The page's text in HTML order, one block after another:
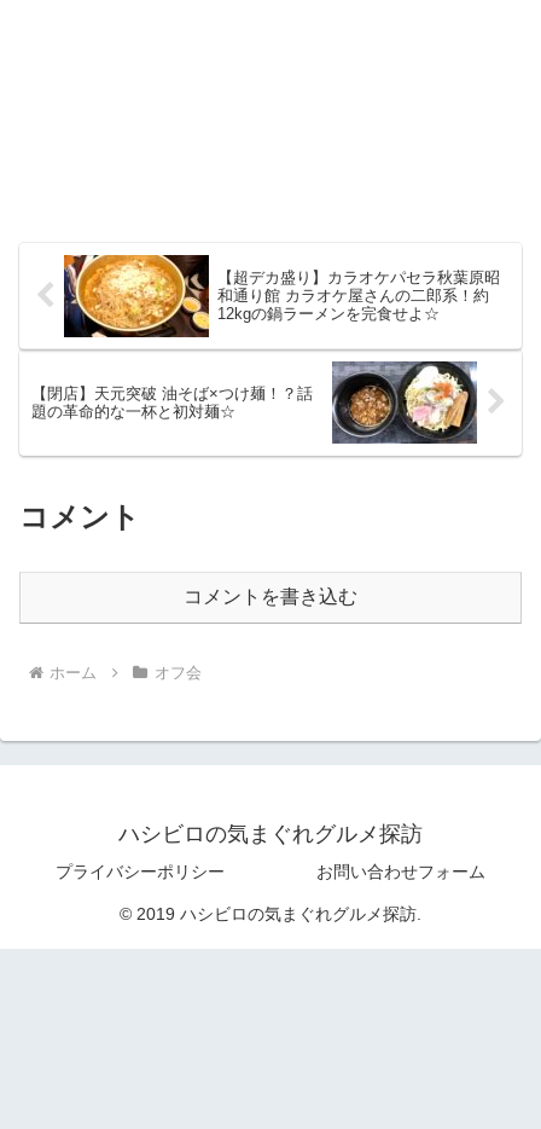
【超デカ盛り】カラオケパセラ秋葉原昭
和通り館 カラオケ屋さんの二郎系！約
12kgの鍋ラーメンを完食せよ☆
【閉店】天元突破 油そば×つけ麺！？話
題の革命的な一杯と初対麺☆
コメント
コメントを書き込む
ホーム オフ会
ハシビロの気まぐれグルメ探訪
プライバシーポリシー お問い合わせフォーム
© 2019 ハシビロの気まぐれグルメ探訪.